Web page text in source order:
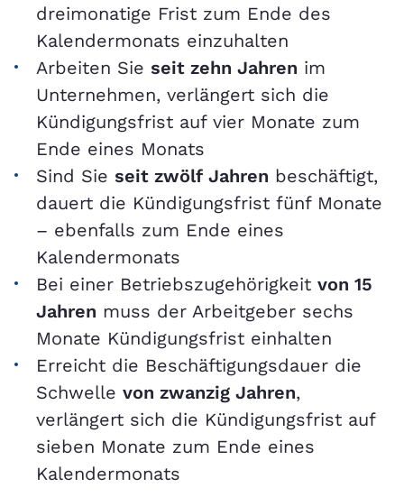
dreimonatige Frist zum Ende des
Kalendermonats einzuhalten
Arbeiten Sie seit zehn Jahren im
Unternehmen, verlängert sich die
Kündigungsfrist auf vier Monate zum
Ende eines Monats
Sind Sie seit zwölf Jahren beschäftigt,
dauert die Kündigungsfrist fünf Monate
– ebenfalls zum Ende eines
Kalendermonats
Bei einer Betriebszugehörigkeit von 15
Jahren muss der Arbeitgeber sechs
Monate Kündigungsfrist einhalten
Erreicht die Beschäftigungsdauer die
Schwelle von zwanzig Jahren,
verlängert sich die Kündigungsfrist auf
sieben Monate zum Ende eines
Kalendermonats